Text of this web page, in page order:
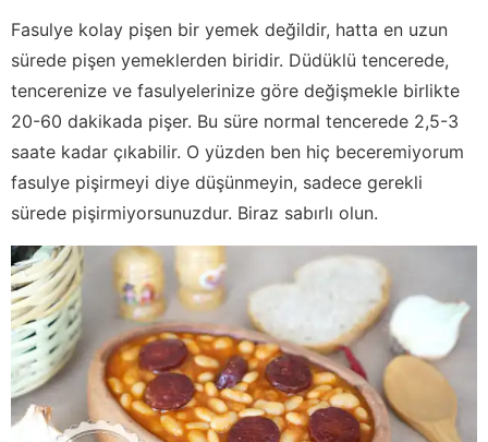
Fasulye kolay pişen bir yemek değildir, hatta en uzun
sürede pişen yemeklerden biridir. Düdüklü tencerede,
tencerenize ve fasulyelerinize göre değişmekle birlikte
20-60 dakikada pişer. Bu süre normal tencerede 2,5-3
saate kadar çıkabilir. O yüzden ben hiç beceremiyorum
fasulye pişirmeyi diye düşünmeyin, sadece gerekli
sürede pişirmiyorsunuzdur. Biraz sabırlı olun.